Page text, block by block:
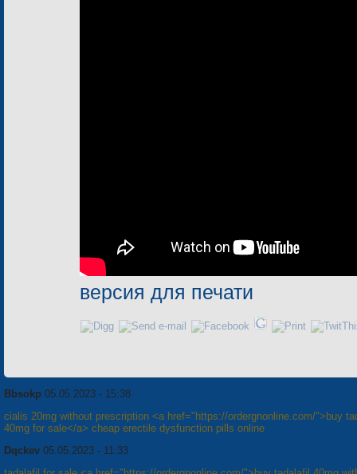
версия для печати
Bbsokp 05.05.2023 - 15:38
cialis 20mg without prescription <a href="https://ordergnonline.com/">buy
40mg for sale</a> cheap erectile dysfunction pills online
Dqckev 05.05.2023 - 11:33